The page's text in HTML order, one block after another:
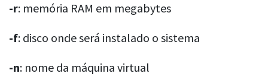
-r: memória RAM em megabytes
-f: disco onde será instalado o sistema
-n: nome da máquina virtual